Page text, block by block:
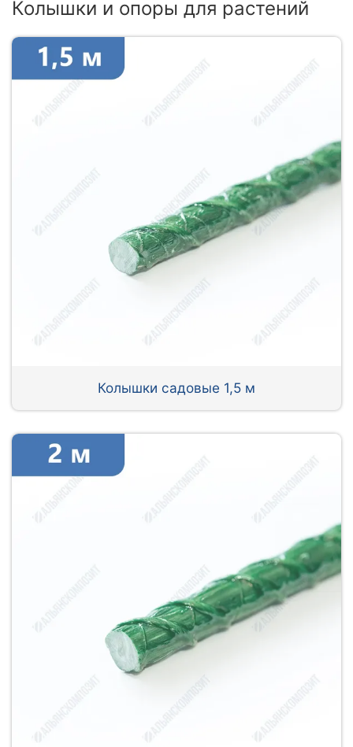
Колышки и опоры для растений
Колышки садовые 1,5 м